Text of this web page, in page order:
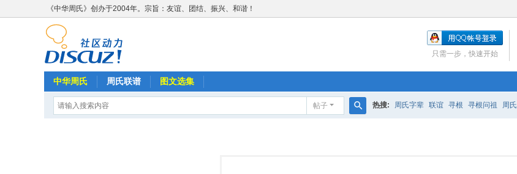
《中华周氏》创办于2004年。宗旨：友谊、团结、振兴、和谐！
只需一步，快速开始
中华周氏 周氏联谱 图文选集
帖子 热搜: 周氏字辈 联谊 寻根 寻根问祖 周氏